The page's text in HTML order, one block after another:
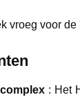
vroeg voor
: Het